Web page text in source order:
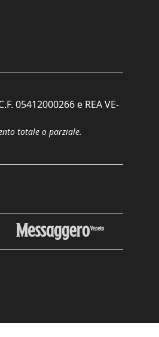
05412000266 e REA VE-
totale o parziale.